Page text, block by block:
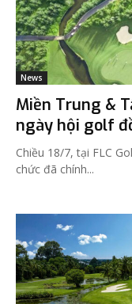
News
Miền Trung &
ngày hội golf
Chiều 18/7, tại FLC
chức đã chính...